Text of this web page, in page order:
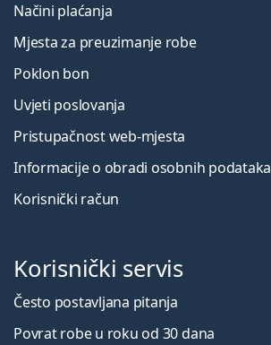
Načini plaćanja
Mjesta za preuzimanje robe
Poklon bon
Uvjeti poslovanja
Pristupačnost web-mjesta
Informacije o obradi osobnih podataka
Korisnički račun
Korisnički servis
Često postavljana pitanja
Povrat robe u roku od 30 dana